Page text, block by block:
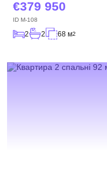
379 950
ID M-108
2 2 68 м2